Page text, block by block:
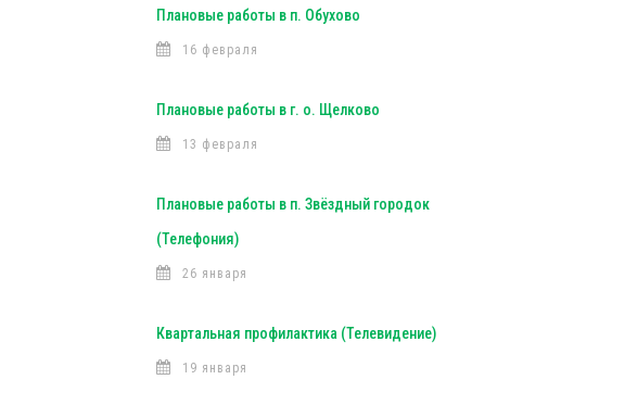
Плановые работы в п. Обухово
16 февраля
Плановые работы в г. о. Щелково
13 февраля
Плановые работы в п. Звёздный городок
(Телефония)
26 января
Квартальная профилактика (Телевидение)
19 января